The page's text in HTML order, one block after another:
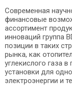
Современная
финансовые
ассортимент
инноваций группа
позиции в таких
рынка, как
углекислого газа
установки для
электроэнергии и